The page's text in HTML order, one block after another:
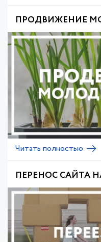
ПРОДВИЖЕНИЕ
Читать полностью
ПЕРЕНОС САЙТА